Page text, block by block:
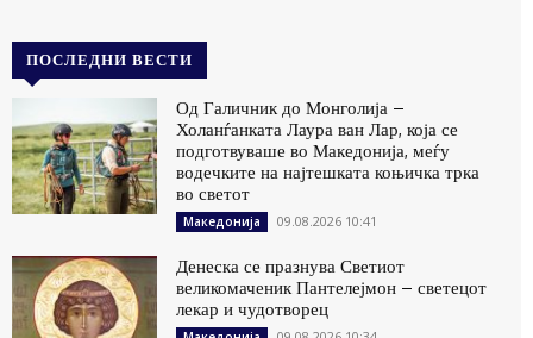
ПОСЛЕДНИ ВЕСТИ
Од Галичник до Монголија –
Холанѓанката Лаура ван Лар, која се
подготвуваше во Македонија, меѓу
водечките на најтешката коњичка трка
во светот
Македонија 09.08.2026 10:41
Денеска се празнува Светиот
великомаченик Пантелејмон – светецот
лекар и чудотворец